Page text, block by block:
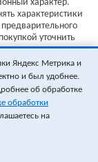
характер.
характеристики
уточнить
(ст.435 ГК РФ).
менеджера.
Яндекс Метрика и
и был удобнее.
об обработке
обработки
на